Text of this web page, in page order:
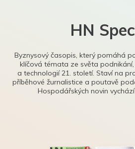
HN
Byznysový časopis, který pomáhá
klíčová témata ze světa
a technologií 21. století. Staví na
příběhové žurnalistice a poutavě
Hospodářských novin